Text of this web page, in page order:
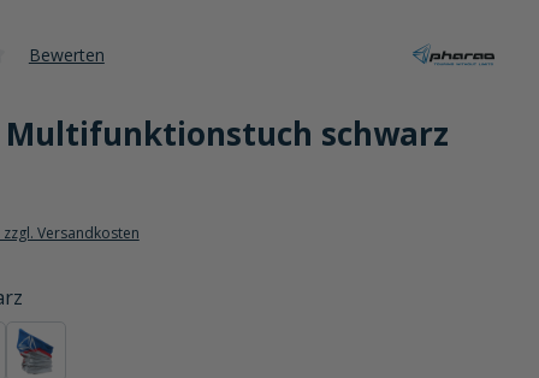
Bewerten
Multifunktionstuch schwarz
zzgl. Versandkosten
ist zurzeit nicht verfügbar.)
Option ist zurzeit nicht verfügbar.)
hellgrau/blau/rot
(Diese Option ist zurzeit nicht verfügbar.)